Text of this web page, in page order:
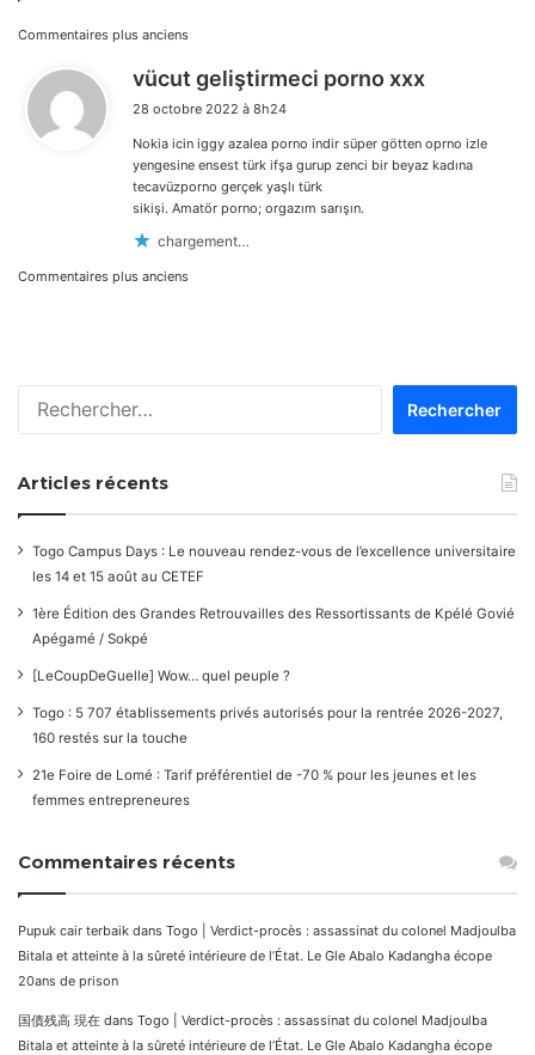
Navigation
dans
les
commentaires
Commentaires plus anciens
vücut geliştirmeci porno xxx
:
28 octobre 2022 à 8h24
Nokia icin iggy azalea porno indir süper götten oprno izle
yengesine ensest türk ifşa gurup zenci bir beyaz kadına
tecavüzporno gerçek yaşlı türk
sikişi. Amatör porno; orgazım sarışın.
chargement…
Navigation
commentaires
Commentaires plus anciens
Articles récents
Togo Campus Days : Le nouveau rendez-vous de l’excellence universitaire
les 14 et 15 août au CETEF
1ère Édition des Grandes Retrouvailles des Ressortissants de Kpélé Govié
Apégamé / Sokpé
[LeCoupDeGuelle] Wow… quel peuple ?
Togo : 5 707 établissements privés autorisés pour la rentrée 2026-2027,
160 restés sur la touche
21e Foire de Lomé : Tarif préférentiel de -70 % pour les jeunes et les
femmes entrepreneures
Commentaires récents
Pupuk cair terbaik dans Togo | Verdict-procès : assassinat du colonel Madjoulba
Bitala et atteinte à la sûreté intérieure de l’État. Le Gle Abalo Kadangha écope
20ans de prison
国債残高 現在 dans Togo | Verdict-procès : assassinat du colonel Madjoulba
Bitala et atteinte à la sûreté intérieure de l’État. Le Gle Abalo Kadangha écope